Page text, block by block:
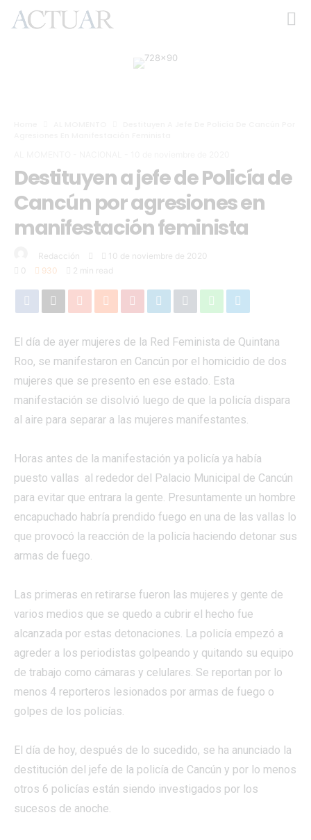
Destituyen a jefe de Policía de
Cancún por agresiones en
manifestación feminista
Redacción
10 de noviembre de 2020
0
930 2 min read
El día de ayer mujeres de la Red Feminista de Quintana
Roo, se manifestaron en Cancún por el homicidio de dos
mujeres que se presento en ese estado. Esta
manifestación se disolvió luego de que la policía dispara
al aire para separar a las mujeres manifestantes.
Horas antes de la manifestación ya policía ya había
puesto vallas al rededor del Palacio Municipal de Cancún
para evitar que entrara la gente. Presuntamente un hombre
encapuchado habría prendido fuego en una de las vallas lo
que provocó la reacción de la policía haciendo detonar sus
armas de fuego.
Las primeras en retirarse fueron las mujeres y gente de
varios medios que se quedo a cubrir el hecho fue
alcanzada por estas detonaciones. La policía empezó a
agreder a los periodistas golpeando y quitando su equipo
de trabajo como cámaras y celulares. Se reportan por lo
menos 4 reporteros lesionados por armas de fuego o
golpes de los policías.
El día de hoy, después de lo sucedido, se ha anunciado la
destitución del jefe de la policía de Cancún y por lo menos
otros 6 policías están siendo investigados por los
sucesos de anoche.